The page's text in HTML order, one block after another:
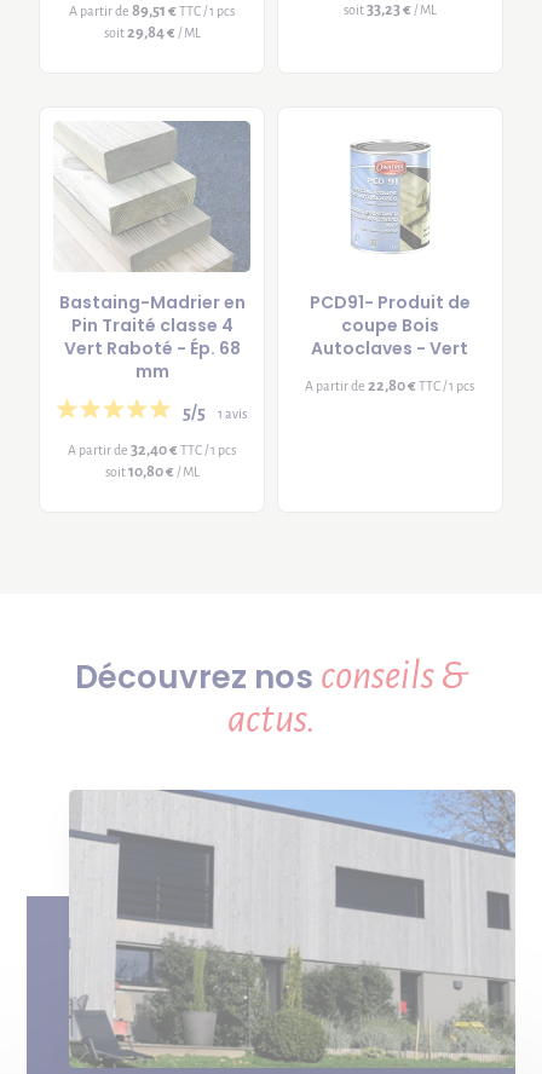
A partir de89,51 € TTC / 1 pcs
soit29,84 € / ML
soit33,23 € / ML
Bastaing-Madrier en
Pin Traité classe 4
Vert Raboté - Ép. 68
mm
5/5 1 avis
A partir de32,40 € TTC / 1 pcs
soit10,80 € / ML
PCD91- Produit de
coupe Bois
Autoclaves - Vert
A partir de22,80 € TTC / 1 pcs
Découvrez nos conseils &
actus.